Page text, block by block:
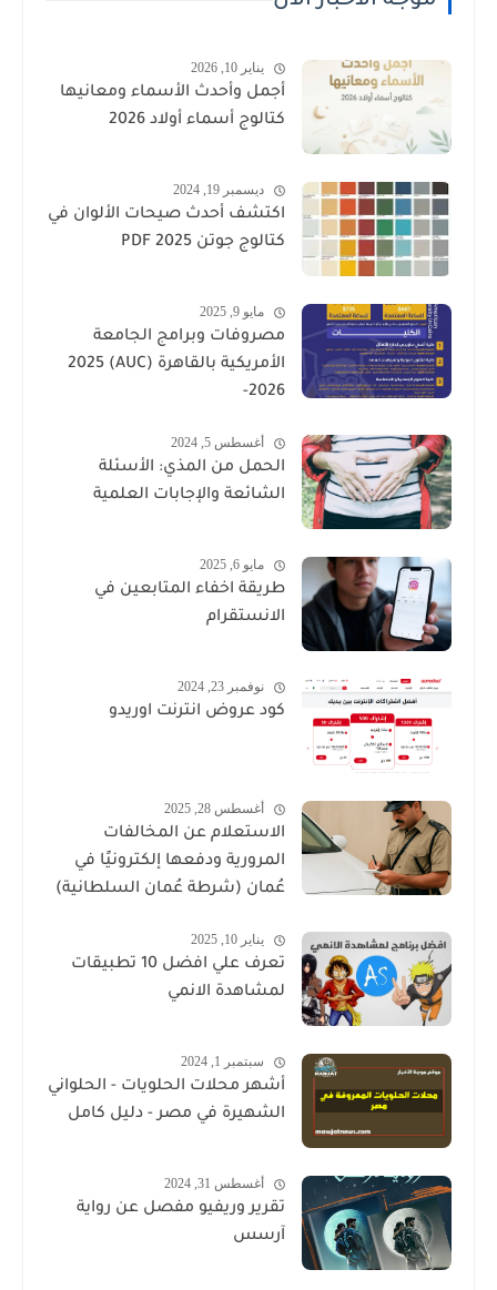
يناير 10, 2026
أجمل وأحدث الأسماء ومعانيها
كتالوج أسماء أولاد 2026
ديسمبر 19, 2024
اكتشف أحدث صيحات الألوان في
كتالوج جوتن PDF 2025
مايو 9, 2025
مصروفات وبرامج الجامعة
الأمريكية بالقاهرة (AUC) 2025
-2026
أغسطس 5, 2024
الحمل من المذي: الأسئلة
الشائعة والإجابات العلمية
مايو 6, 2025
طريقة اخفاء المتابعين في
الانستقرام
نوفمبر 23, 2024
كود عروض انترنت اوريدو
أغسطس 28, 2025
الاستعلام عن المخالفات
المرورية ودفعها إلكترونيًا في
عُمان (شرطة عُمان السلطانية)
يناير 10, 2025
تعرف علي افضل 10 تطبيقات
لمشاهدة الانمي
سبتمبر 1, 2024
أشهر محلات الحلويات - الحلواني
الشهيرة في مصر - دليل كامل
أغسطس 31, 2024
تقرير وريفيو مفصل عن رواية
آرسس